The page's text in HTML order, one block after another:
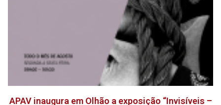
APAV inaugura em Olhão a exposição “Invisíveis –